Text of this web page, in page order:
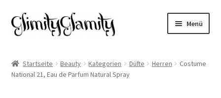
Zur
Navigation
Zum
Inhalt
Menü
Cookie-Richtlinie (EU)
Startseite Beauty Kategorien Düfte Herren
Costume
National 21, Eau de Parfum Natural Spray